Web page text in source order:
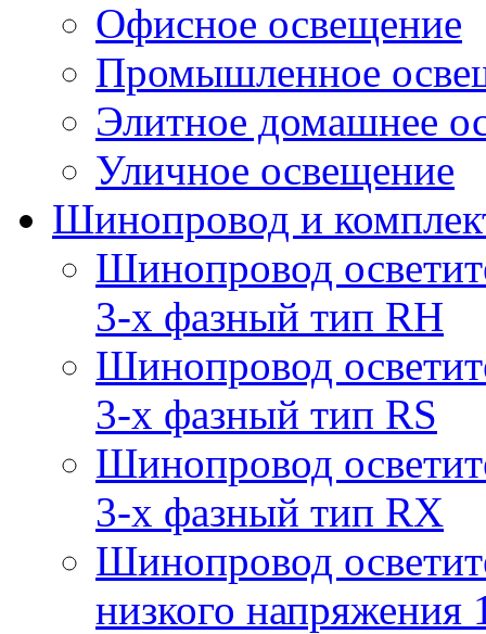
Офисное освещение
Промышленное
Элитное домашнее
Уличное освещение
Шинопровод и
Шинопровод
3-х фазный тип RH
Шинопровод
3-х фазный тип RS
Шинопровод
3-х фазный тип RX
Шинопровод
низкого напряжения